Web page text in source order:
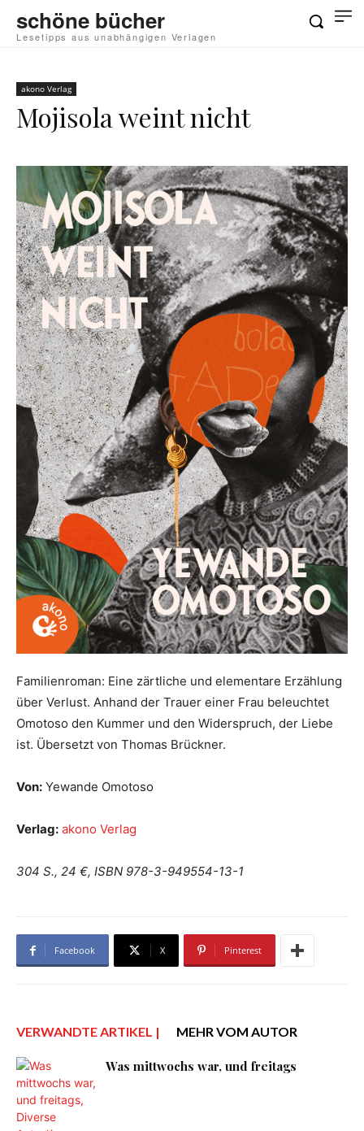
schöne bücher
Lesetipps aus unabhängigen Verlagen
akono Verlag
Mojisola weint nicht
Familienroman: Eine zärtliche und elementare Erzählung
über Verlust. Anhand der Trauer einer Frau beleuchtet
Omotoso den Kummer und den Widerspruch, der Liebe
ist. Übersetzt von Thomas Brückner.
Von: Yewande Omotoso
Verlag: akono Verlag
304 S., 24 €, ISBN 978-3-949554-13-1
Facebook X Pinterest
VERWANDTE ARTIKEL | MEHR VOM AUTOR
Was mittwochs war, und freitags